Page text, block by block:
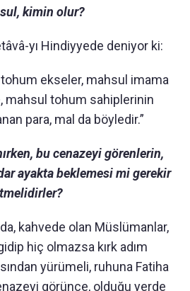
kimin olur?
yı Hindiyyede deniyor ki:
tohum ekseler, mahsul imama
tohum sahiplerinin
para, mal da böyledir.”
bu cenazeyi görenlerin,
ayakta beklemesi mi gerekir
kahvede olan Müslümanlar,
hiç olmazsa kırk adım
yürümeli, ruhuna Fatiha
görünce, olduğu yerde